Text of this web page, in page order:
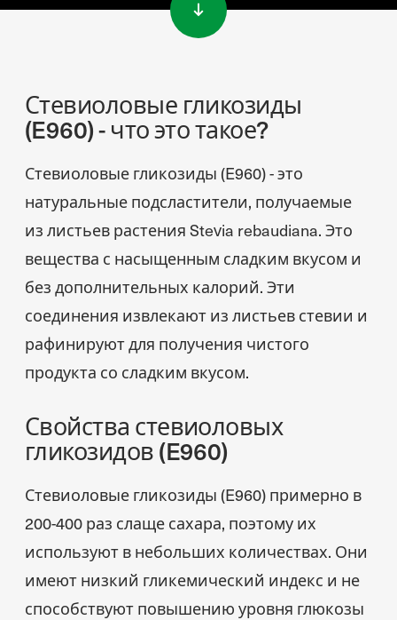
Стевиоловые гликозиды
(E960) - что это такое?
Стевиоловые гликозиды (E960) - это
натуральные подсластители, получаемые
из листьев растения Stevia rebaudiana. Это
вещества с насыщенным сладким вкусом и
без дополнительных калорий. Эти
соединения извлекают из листьев стевии и
рафинируют для получения чистого
продукта со сладким вкусом.
Свойства стевиоловых
гликозидов (E960)
Стевиоловые гликозиды (E960) примерно в
200-400 раз слаще сахара, поэтому их
используют в небольших количествах. Они
имеют низкий гликемический индекс и не
способствуют повышению уровня глюкозы